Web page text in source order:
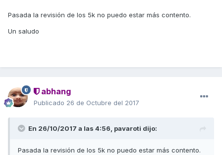
Pasada la revisión de los 5k no puedo estar más contento.
Un saludo
abhang
Publicado 26 de Octubre del 2017
En 26/10/2017 a las 4:56, pavaroti dijo:
Pasada la revisión de los 5k no puedo estar más contento.